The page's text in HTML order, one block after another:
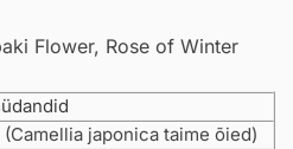
Flower, Rose of Winter
(Camellia japonica taime õied)